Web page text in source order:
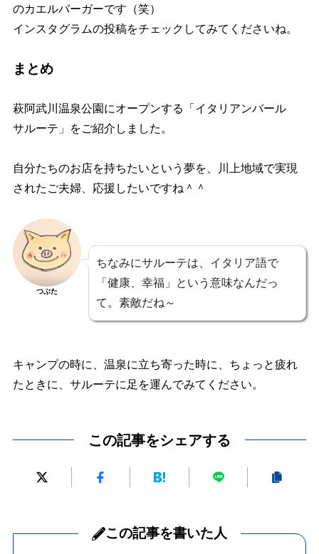
のカエルバーガーです（笑）
インスタグラムの投稿をチェックしてみてくださいね。
まとめ
萩阿武川温泉公園にオープンする「イタリアンバール
サルーテ」をご紹介しました。
自分たちのお店を持ちたいという夢を、川上地域で実現
されたご夫婦、応援したいですね＾＾
つぶた
ちなみにサルーテは、イタリア語で
「健康、幸福」という意味なんだっ
て。素敵だね～
キャンプの時に、温泉に立ち寄った時に、ちょっと疲れ
たときに、サルーテに足を運んでみてください。
この記事をシェアする
この記事を書いた人